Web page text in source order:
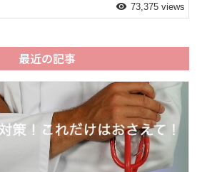
73,375 views
最近の記事